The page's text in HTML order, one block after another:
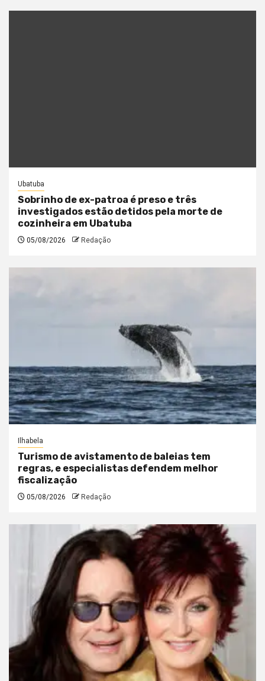
Ubatuba
Sobrinho de ex-patroa é preso e três
investigados estão detidos pela morte de
cozinheira em Ubatuba
05/08/2026 Redação
Ilhabela
Turismo de avistamento de baleias tem
regras, e especialistas defendem melhor
fiscalização
05/08/2026 Redação